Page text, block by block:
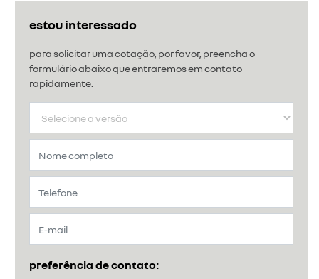
estou interessado
para solicitar uma cotação, por favor, preencha o
formulário abaixo que entraremos em contato
rapidamente.
preferência de contato: